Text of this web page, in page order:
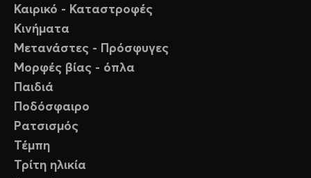
Καιρικό - Καταστροφές
Κινήματα
Μετανάστες - Πρόσφυγες
Μορφές βίας - όπλα
Παιδιά
Ποδόσφαιρο
Ρατσισμός
Τέμπη
Τρίτη ηλικία